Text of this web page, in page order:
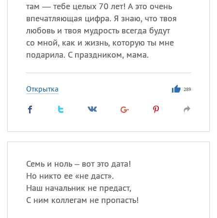
там — тебе целых 70 лет! А это очень
впечатляющая цифра. Я знаю, что твоя
любовь и твоя мудрость всегда будут
со мной, как и жизнь, которую ты мне
подарила. С праздником, мама.
Открытка 289
Семь и ноль – вот это дата!
Но никто ее «не даст».
Наш начальник не предаст,
С ним коллегам не пропасть!